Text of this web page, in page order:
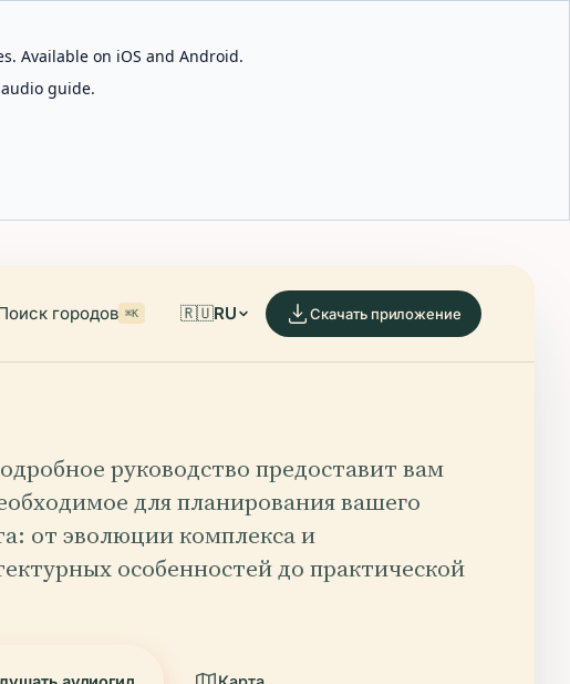
Available on iOS and Android.
guide.
городов ⌘K 🇷🇺RU Скачать приложение
руководство предоставит вам
для планирования вашего
от эволюции комплекса и
особенностей до практической